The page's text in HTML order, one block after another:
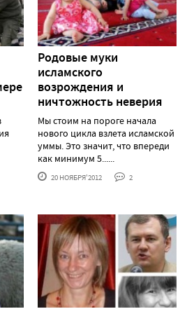
Родовые муки
исламского
возрождения и
ничтожность неверия
Мы стоим на пороге начала
нового цикла взлета исламской
уммы. Это значит, что впереди
как минимум 5......
20 НОЯБРЯ'2012 2